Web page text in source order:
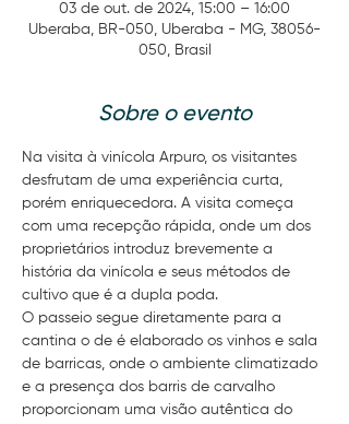
03 de out. de 2024, 15:00 – 16:00
Uberaba, BR-050, Uberaba - MG, 38056-
050, Brasil
Sobre o evento
Na visita à vinícola Arpuro, os visitantes
desfrutam de uma experiência curta,
porém enriquecedora. A visita começa
com uma recepção rápida, onde um dos
proprietários introduz brevemente a
história da vinícola e seus métodos de
cultivo que é a dupla poda.
O passeio segue diretamente para a
cantina o de é elaborado os vinhos e sala
de barricas, onde o ambiente climatizado
e a presença dos barris de carvalho
proporcionam uma visão autêntica do